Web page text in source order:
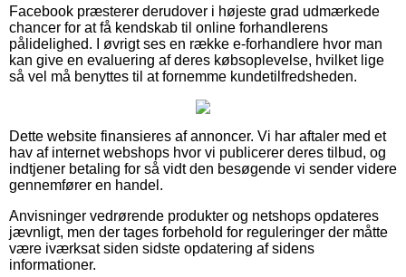
Facebook præsterer derudover i højeste grad udmærkede
chancer for at få kendskab til online forhandlerens
pålidelighed. I øvrigt ses en række e-forhandlere hvor man
kan give en evaluering af deres købsoplevelse, hvilket lige
så vel må benyttes til at fornemme kundetilfredsheden.
Dette website finansieres af annoncer. Vi har aftaler med et
hav af internet webshops hvor vi publicerer deres tilbud, og
indtjener betaling for så vidt den besøgende vi sender videre
gennemfører en handel.
Anvisninger vedrørende produkter og netshops opdateres
jævnligt, men der tages forbehold for reguleringer der måtte
være iværksat siden sidste opdatering af sidens
informationer.